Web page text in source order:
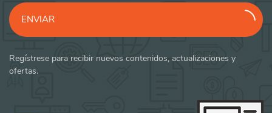
ENVIAR
Regístrese para recibir nuevos contenidos, actualizaciones y
ofertas.